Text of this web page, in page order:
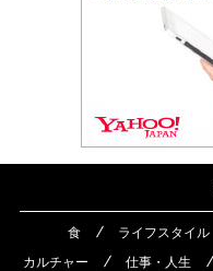
食 ライフスタイル
カルチャー
仕事・人生